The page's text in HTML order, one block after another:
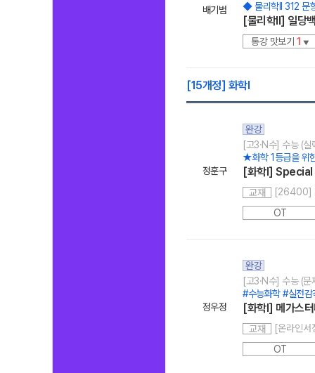
배기범
◆ 물리학ll 312 문
[물리학ll] 일당
통강 맛보기 1 ▼
[15개정] 화학l
정훈구
완강
[고3·N수] 수능 (실
★화학 1등급을 위
[화학l]
교재
[26400]
OT
정우정
완강
[고3·N수] 수능 (문
#수능화학 #실전
[화학I] 메가스
교재
OT